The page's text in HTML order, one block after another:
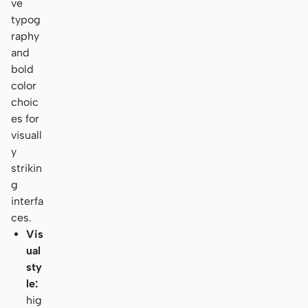
ve
typog
raphy
and
bold
color
choic
es for
visuall
y
strikin
g
interfa
ces.
Vis
ual
sty
le:
hig